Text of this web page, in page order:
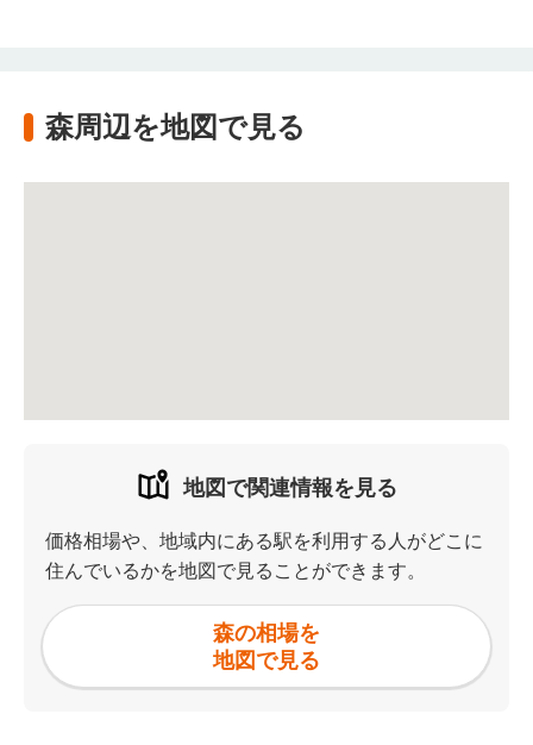
森周辺を地図で見る
地図で関連情報を見る
価格相場や、地域内にある駅を利用する人がどこに
住んでいるかを地図で見ることができます。
森の相場を
地図で見る